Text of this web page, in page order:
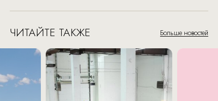
ЧИТАЙТЕ ТАКЖЕ Больше новостей